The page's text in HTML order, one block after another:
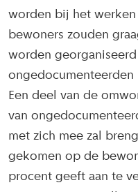
worden bij het
bewoners zouden
worden
Een deel van de
van
met zich mee zal
gekomen op de
procent geeft aan te